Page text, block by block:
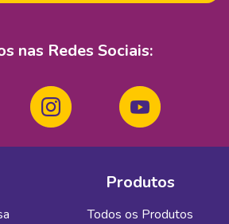
nas Redes Sociais:
Produtos
Todos os Produtos